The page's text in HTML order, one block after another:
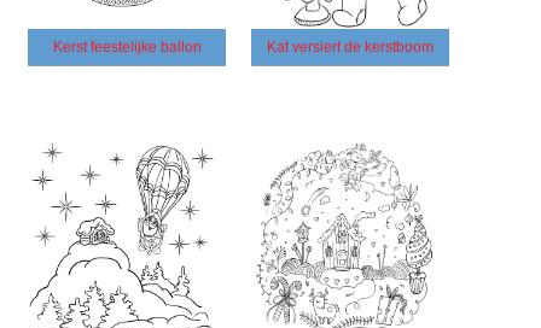
Kerst feestelijke ballon Kat versiert de kerstboom